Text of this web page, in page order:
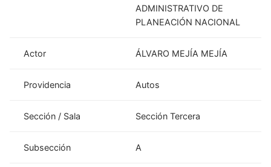
ADMINISTRATIVO DE
PLANEACIÓN NACIONAL
Actor ÁLVARO MEJÍA MEJÍA
Providencia Autos
Sección / Sala Sección Tercera
Subsección A